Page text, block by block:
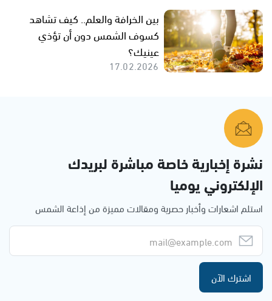
بين الخرافة والعلم.. كيف تشاهد
كسوف الشمس دون أن تؤذي
عينيك؟
17.02.2026
نشرة إخبارية خاصة مباشرة لبريدك
الإلكتروني يوميا
استلم اشعارات وأخبار حصرية ومقالات مميزة من إذاعة الشمس
اشترك الآن